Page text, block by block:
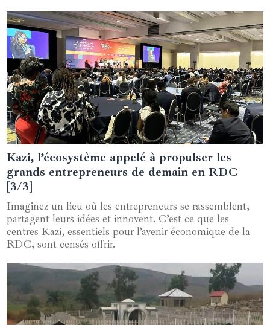
19 juin 2024
Kazi, l’écosystème appelé à propulser les
grands entrepreneurs de demain en RDC
[3/3]
Imaginez un lieu où les entrepreneurs se rassemblent,
partagent leurs idées et innovent. C’est ce que les
centres Kazi, essentiels pour l’avenir économique de la
RDC, sont censés offrir.